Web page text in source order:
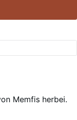
Memfis herbei.